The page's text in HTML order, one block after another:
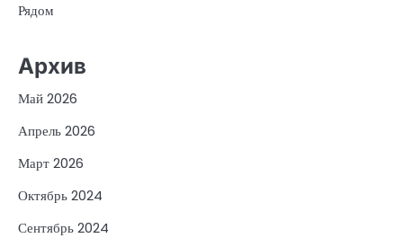
Рядом
Архив
Май 2026
Апрель 2026
Март 2026
Октябрь 2024
Сентябрь 2024